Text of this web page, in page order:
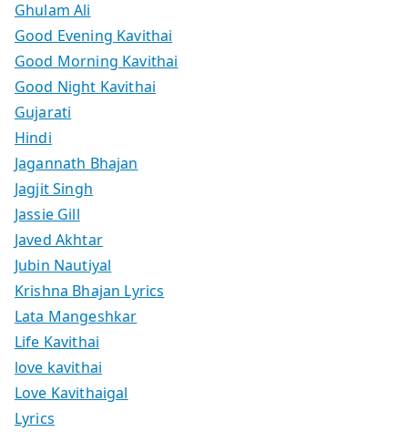
Ghulam Ali
Good Evening Kavithai
Good Morning Kavithai
Good Night Kavithai
Gujarati
Hindi
Jagannath Bhajan
Jagjit Singh
Jassie Gill
Javed Akhtar
Jubin Nautiyal
Krishna Bhajan Lyrics
Lata Mangeshkar
Life Kavithai
love kavithai
Love Kavithaigal
Lyrics